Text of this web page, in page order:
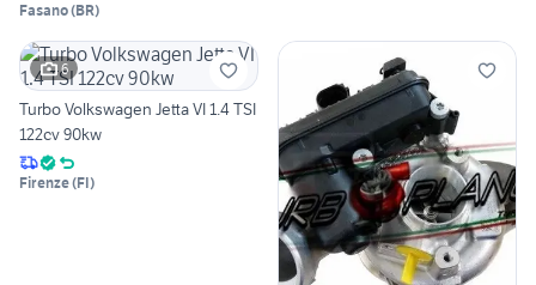
Fasano(BR)
6
Turbo Volkswagen Jetta VI 1.4 TSI
122cv 90kw
Firenze(FI)